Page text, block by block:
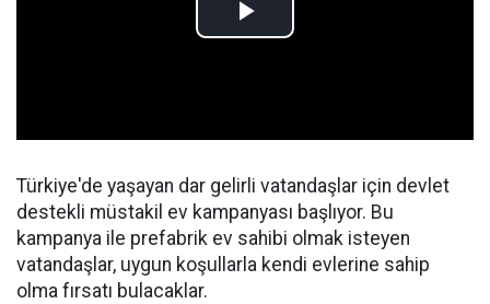
Türkiye'de yaşayan dar gelirli vatandaşlar için devlet
destekli müstakil ev kampanyası başlıyor. Bu
kampanya ile prefabrik ev sahibi olmak isteyen
vatandaşlar, uygun koşullarla kendi evlerine sahip
olma fırsatı bulacaklar.